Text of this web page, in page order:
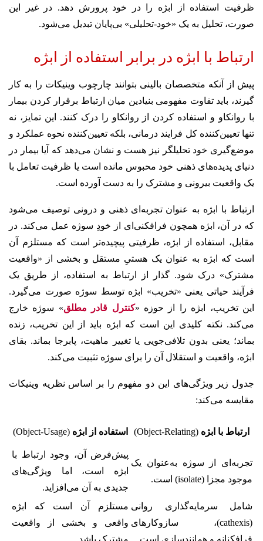
ظرفیت استفاده از ابژه را در خود پرورش دهد. در غیر این
صورت، تحلیل به یک «خود-تحلیلی» بی‌پایان تبدیل می‌شود.
ارتباط با ابژه در برابر استفاده از ابژه
پیش از آنکه متخصصان بالینی بتوانند چارچوب وینیکات را به کار
گیرند، باید تفاوت مفهومی بنیادین میان ارتباط برقرار کردن بیمار
با روانکاو و استفاده کردن از روانکاو را درک کنند. این تمایز، نه
تنها تعیین‌کننده کل فرایند درمانی، بلکه تعیین‌کننده نحوه عملکرد و
موضع‌گیری خود تحلیلگر نیز هست و نشان می‌دهد که آیا بیمار در
دنیای پدیده‌های ذهنی خود محبوس مانده است یا ظرفیت تعامل با
یک واقعیت بیرونی و مشترک را به دست آورده است.
ارتباط با ابژه به عنوان تجربه‌ای ذهنی و درونی توصیف می‌شود
که در آن، ابژه همچون فرافکنی‌ای از خودِ سوژه عمل می‌کند. در
مقابل، استفاده از ابژه، ظرفیتی پیچیده‌تر است که مستلزم آن
است که ابژه به عنوان یک هستیِ مستقل و بخشی از «واقعیت
مشترک» درک شود. گذار از ارتباط به استفاده، از طریق یک
فرآیند حیاتی یعنی «تخریب» ابژه توسط سوژه صورت می‌گیرد.
این تخریب، ابژه را از حوزه «کنترل قادر مطلق» سوژه خارج
می‌کند. نکته کلیدی این است که ابژه باید از این تخریب، زنده
بماند؛ یعنی بدون تلافی‌جویی یا تغییر ماهیت، پابرجا بماند. بقای
ابژه، واقعیت و استقلال آن را برای سوژه تثبیت می‌کند.
جدول زیر ویژگی‌های این دو مفهوم را بر اساس نظریه وینیکات
مقایسه می‌کند:
ارتباط با ابژه (Object-Relating) استفاده از ابژه (Object-Usage)
تجربه‌ای از سوژه به‌عنوان یک
موجود مجزا (isolate) است.
پیش‌فرض آن، وجود ارتباط با
ابژه است، اما ویژگی‌های
جدیدی به آن می‌افزاید.
شامل سرمایه‌گذاری روانی
(cathexis)، سازوکارهای
فرافکنانه و همانندسازی است.
مستلزم آن است که ابژه
واقعی و بخشی از واقعیت
مشترک باشد.